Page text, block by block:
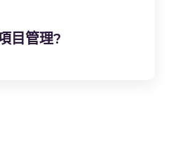
目管理?